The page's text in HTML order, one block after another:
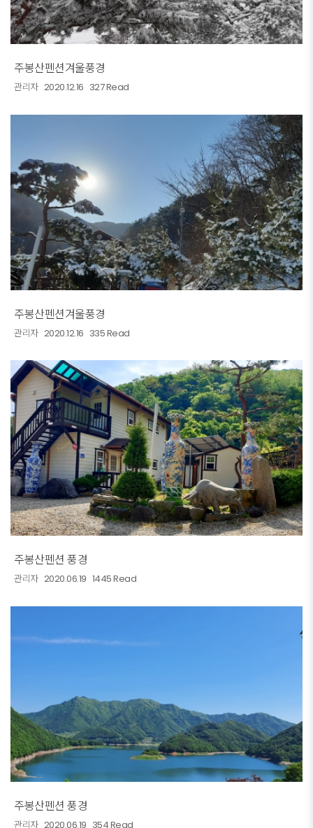
주봉산펜션겨울풍경
관리자 2020.12.16 327 Read
주봉산펜션겨울풍경
관리자 2020.12.16 335 Read
주봉산펜션 풍경
관리자 2020.06.19 1445 Read
주봉산펜션 풍경
관리자 2020.06.19 354 Read